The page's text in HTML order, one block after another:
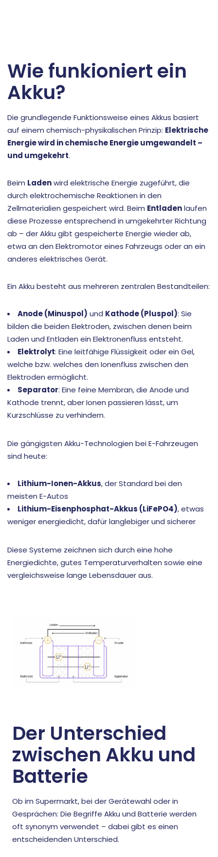
Wie funkioniert ein
Akku?
Die grundlegende Funktionsweise eines Akkus basiert
auf einem chemisch-physikalischen Prinzip: Elektrische
Energie wird in chemische Energie umgewandelt –
und umgekehrt.
Beim Ladenwird elektrische Energie zugeführt, die
durch elektrochemische Reaktionen in den
Zellmaterialien gespeichert wird. Beim Entladenlaufen
diese Prozesse entsprechend in umgekehrter Richtung
ab – der Akku gibt gespeicherte Energie wieder ab,
etwa an den Elektromotor eines Fahrzeugs oder an ein
anderes elektrisches Gerät.
Ein Akku besteht aus mehreren zentralen Bestandteilen:
Anode (Minuspol) und Kathode (Pluspol): Sie
bilden die beiden Elektroden, zwischen denen beim
Laden und Entladen ein Elektronenfluss entsteht.
Elektrolyt: Eine leitfähige Flüssigkeit oder ein Gel,
welche bzw. welches den Ionenfluss zwischen den
Elektroden ermöglicht.
Separator: Eine feine Membran, die Anode und
Kathode trennt, aber Ionen passieren lässt, um
Kurzschlüsse zu verhindern.
Die gängigsten Akku-Technologien bei E-Fahrzeugen
sind heute:
Lithium-Ionen-Akkus, der Standard bei den
meisten E-Autos
Lithium-Eisenphosphat-Akkus (LiFePO4), etwas
weniger energiedicht, dafür langlebiger und sicherer
Diese Systeme zeichnen sich durch eine hohe
Energiedichte, gutes Temperaturverhalten sowie eine
vergleichsweise lange Lebensdauer aus.
Der Unterschied
zwischen Akku und
Batterie
Ob im Supermarkt, bei der Gerätewahl oder in
Gesprächen: Die Begriffe Akku und Batterie werden
oft synonym verwendet – dabei gibt es einen
entscheidenden Unterschied.